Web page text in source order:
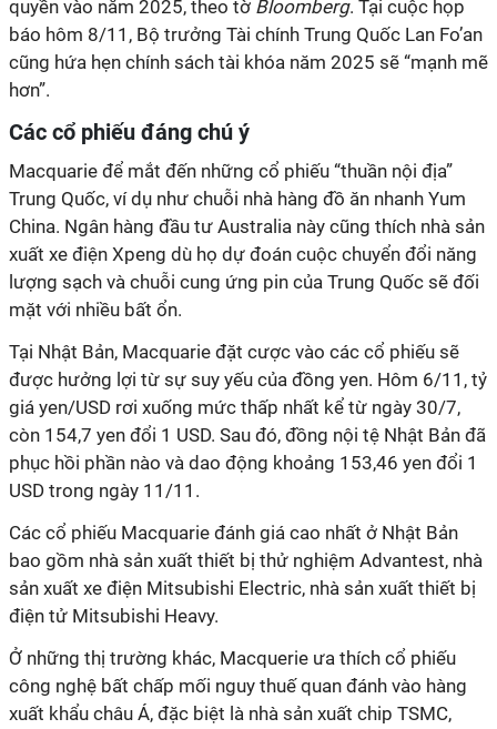
quyền vào năm 2025, theo tờ Bloomberg. Tại cuộc họp
báo hôm 8/11, Bộ trưởng Tài chính Trung Quốc Lan Fo’an
cũng hứa hẹn chính sách tài khóa năm 2025 sẽ “mạnh mẽ
hơn”.
Các cổ phiếu đáng chú ý
Macquarie để mắt đến những cổ phiếu “thuần nội địa”
Trung Quốc, ví dụ như chuỗi nhà hàng đồ ăn nhanh Yum
China. Ngân hàng đầu tư Australia này cũng thích nhà sản
xuất xe điện Xpeng dù họ dự đoán cuộc chuyển đổi năng
lượng sạch và chuỗi cung ứng pin của Trung Quốc sẽ đối
mặt với nhiều bất ổn.
Tại Nhật Bản, Macquarie đặt cược vào các cổ phiếu sẽ
được hưởng lợi từ sự suy yếu của đồng yen. Hôm 6/11, tỷ
giá yen/USD rơi xuống mức thấp nhất kể từ ngày 30/7,
còn 154,7 yen đổi 1 USD. Sau đó, đồng nội tệ Nhật Bản đã
phục hồi phần nào và dao động khoảng 153,46 yen đổi 1
USD trong ngày 11/11.
Các cổ phiếu Macquarie đánh giá cao nhất ở Nhật Bản
bao gồm nhà sản xuất thiết bị thử nghiệm Advantest, nhà
sản xuất xe điện Mitsubishi Electric, nhà sản xuất thiết bị
điện tử Mitsubishi Heavy.
Ở những thị trường khác, Macquerie ưa thích cổ phiếu
công nghệ bất chấp mối nguy thuế quan đánh vào hàng
xuất khẩu châu Á, đặc biệt là nhà sản xuất chip TSMC,